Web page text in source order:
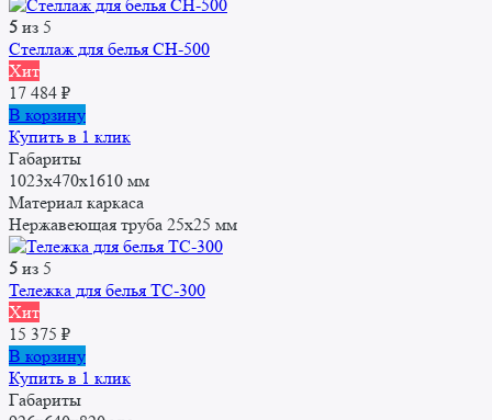
5 из 5
Стеллаж для белья СН-500
Хит
17 484 ₽
В корзину
Купить в 1 клик
Габариты
1023х470х1610 мм
Материал каркаса
Нержавеющая труба 25x25 мм
5 из 5
Тележка для белья ТС-300
Хит
15 375 ₽
В корзину
Купить в 1 клик
Габариты